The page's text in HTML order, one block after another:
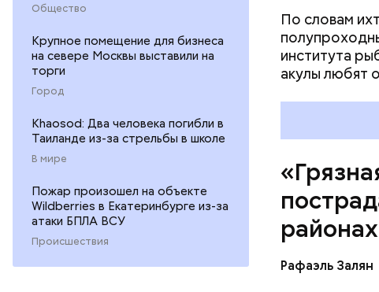
Общество
Крупное помещение для бизнеса
на севере Москвы выставили на
торги
Город
Khaosod: Два человека погибли в
Таиланде из-за стрельбы в школе
В мире
Пожар произошел на объекте
Wildberries в Екатеринбурге из-за
атаки БПЛА ВСУ
Происшествия
По словам
института
акулы любят
районах
Рафаэль Залян